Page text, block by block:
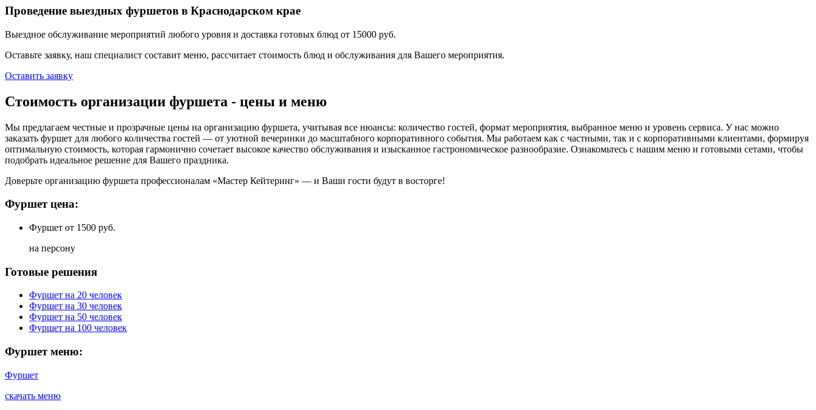
Проведение выездных фуршетов в Краснодарском крае
Выездное обслуживание мероприятий любого уровня и доставка готовых блюд от 15000 руб.
Оставьте заявку, наш специалист составит меню, рассчитает стоимость блюд и обслуживания для Вашего мероприятия.
Оставить заявку
Стоимость организации фуршета - цены и меню
Мы предлагаем честные и прозрачные цены на организацию фуршета, учитывая все нюансы: количество гостей, формат мероприятия, выбранное меню и уровень сервиса. У нас можно
заказать фуршет для любого количества гостей — от уютной вечеринки до масштабного корпоративного события. Мы работаем как с частными, так и с корпоративными клиентами, формируя
оптимальную стоимость, которая гармонично сочетает высокое качество обслуживания и изысканное гастрономическое разнообразие. Ознакомьтесь с нашим меню и готовыми сетами, чтобы
подобрать идеальное решение для Вашего праздника.
Доверьте организацию фуршета профессионалам «Мастер Кейтеринг» — и Ваши гости будут в восторге!
Фуршет цена:
Фуршет от 1500 руб.
на персону
Готовые решения
Фуршет на 20 человек
Фуршет на 30 человек
Фуршет на 50 человек
Фуршет на 100 человек
Фуршет меню:
Фуршет
скачать меню